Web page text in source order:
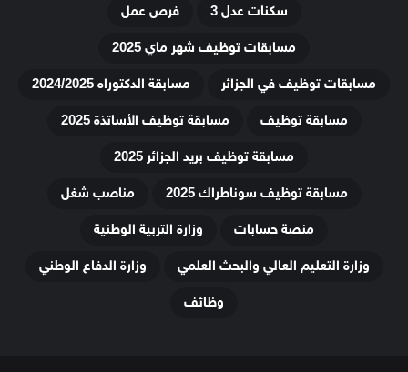
سكنات عدل 3
فرص عمل
مسابقات توظيف شهر ماي 2025
مسابقات توظيف في الجزائر
مسابقة الدكتوراه 2024/2025
مسابقة توظيف
مسابقة توظيف الأساتذة 2025
مسابقة توظيف بريد الجزائر 2025
مسابقة توظيف سوناطراك 2025
مناصب شغل
منصة حسابات
وزارة التربية الوطنية
وزارة التعليم العالي والبحث العلمي
وزارة الدفاع الوطني
وظائف